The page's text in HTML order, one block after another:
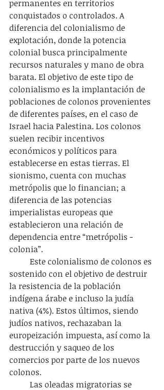
permanentes en territorios
conquistados o controlados. A
diferencia del colonialismo de
explotación, donde la potencia
colonial busca principalmente
recursos naturales y mano de obra
barata. El objetivo de este tipo de
colonialismo es la implantación de
poblaciones de colonos provenientes
de diferentes países, en el caso de
Israel hacia Palestina. Los colonos
suelen recibir incentivos
económicos y políticos para
establecerse en estas tierras. El
sionismo, cuenta con muchas
metrópolis que lo financian; a
diferencia de las potencias
imperialistas europeas que
establecieron una relación de
dependencia entre “metrópolis -
colonia”.
sostenido con el objetivo de destruir
la resistencia de la población
indígena árabe e incluso la judía
nativa (4%). Estos últimos, siendo
judíos nativos, rechazaban la
europeización impuesta, así como la
destrucción y saqueo de los
comercios por parte de los nuevos
colonos.